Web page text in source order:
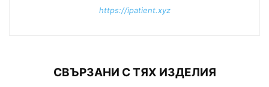
https://ipatient.xyz
СВЪРЗАНИ С ТЯХ ИЗДЕЛИЯ